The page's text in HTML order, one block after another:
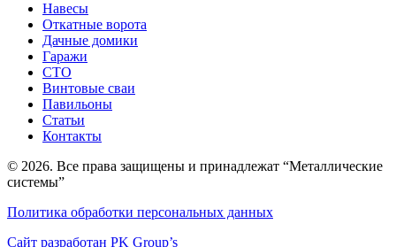
Навесы
Откатные ворота
Дачные домики
Гаражи
СТО
Винтовые сваи
Павильоны
Статьи
Контакты
© 2026. Все права защищены и принадлежат “Металлические
системы”
Политика обработки персональных данных
Сайт разработан PK Group’s